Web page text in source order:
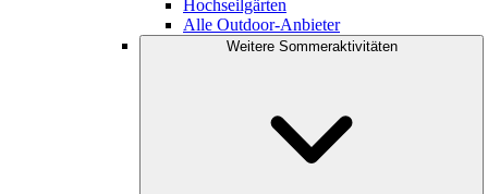
Hochseilgärten
Alle Outdoor-Anbieter
Weitere Sommeraktivitäten